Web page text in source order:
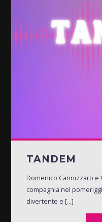
TANDEM
Domenico Cannizzaro e
compagnia nel
divertente e [...]